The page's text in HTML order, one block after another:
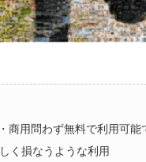
商用問わず無料で利用可
く損なうような利用